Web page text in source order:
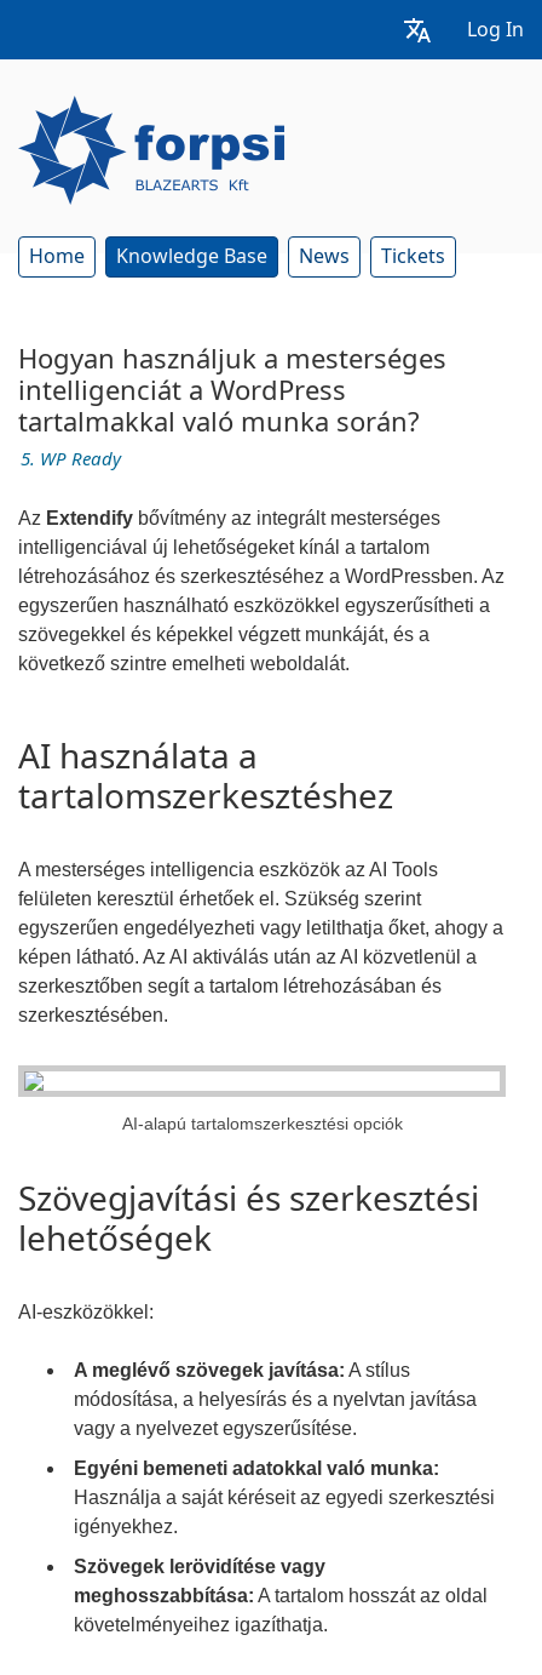
Log In
Home Knowledge Base News Tickets
Hogyan használjuk a mesterséges
intelligenciát a WordPress
tartalmakkal való munka során?
5. WP Ready
Az Extendify bővítmény az integrált mesterséges
intelligenciával új lehetőségeket kínál a tartalom
létrehozásához és szerkesztéséhez a WordPressben. Az
egyszerűen használható eszközökkel egyszerűsítheti a
szövegekkel és képekkel végzett munkáját, és a
következő szintre emelheti weboldalát.
AI használata a
tartalomszerkesztéshez
A mesterséges intelligencia eszközök az AI Tools
felületen keresztül érhetőek el. Szükség szerint
egyszerűen engedélyezheti vagy letilthatja őket, ahogy a
képen látható. Az AI aktiválás után az AI közvetlenül a
szerkesztőben segít a tartalom létrehozásában és
szerkesztésében.
AI-alapú tartalomszerkesztési opciók
Szövegjavítási és szerkesztési
lehetőségek
AI-eszközökkel:
A meglévő szövegek javítása: A stílus
módosítása, a helyesírás és a nyelvtan javítása
vagy a nyelvezet egyszerűsítése.
Egyéni bemeneti adatokkal való munka:
Használja a saját kéréseit az egyedi szerkesztési
igényekhez.
Szövegek lerövidítése vagy
meghosszabbítása: A tartalom hosszát az oldal
követelményeihez igazíthatja.